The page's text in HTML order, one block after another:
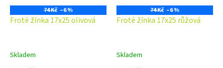
74 Kč –6 %
Froté žínka 17x25 olivová
Skladem
74 Kč –6 %
Froté žínka 17x25 růžová
Skladem